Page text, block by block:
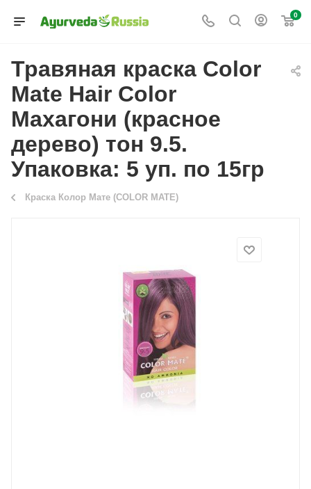
0
Травяная краска Color
Mate Hair Color
Махагони (красное
дерево) тон 9.5.
Упаковка: 5 уп. по 15гр
Краска Колор Мате (COLOR MATE)